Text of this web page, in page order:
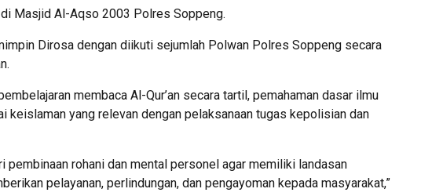
Masjid Al-Aqso 2003 Polres Soppeng.
Dirosa dengan diikuti sejumlah Polwan Polres Soppeng secara
membaca Al-Qur’an secara tartil, pemahaman dasar ilmu
keislaman yang relevan dengan pelaksanaan tugas kepolisian dan
pembinaan rohani dan mental personel agar memiliki landasan
pelayanan, perlindungan, dan pengayoman kepada masyarakat,”